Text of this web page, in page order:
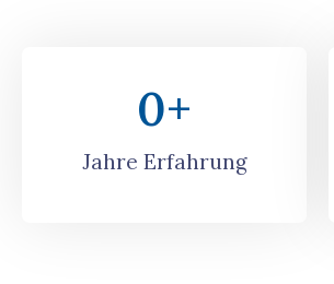
Jahre Erfahrung
0+